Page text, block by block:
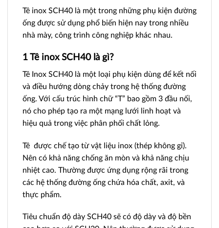
Tê inox SCH40 là một trong những phụ kiện đường
ống được sử dụng phổ biến hiện nay trong nhiều
nhà mày, công trình công nghiệp khác nhau.
1 Tê inox SCH40 là gì?
Tê Inox SCH40 là một loại phụ kiện dùng để kết nối
và điều hướng dòng chảy trong hệ thống đường
ống. Với cấu trúc hình chữ “T” bao gồm 3 đầu nối,
nó cho phép tạo ra một mạng lưới linh hoạt và
hiệu quả trong việc phân phối chất lỏng.
Tê được chế tạo từ vật liệu inox (thép không gỉ).
Nên có khả năng chống ăn mòn và khả năng chịu
nhiệt cao. Thường được ứng dụng rộng rãi trong
các hệ thống đường ống chứa hóa chất, axit, và
thực phẩm.
Tiêu chuẩn độ dày SCH40 sẽ có độ dày và độ bền